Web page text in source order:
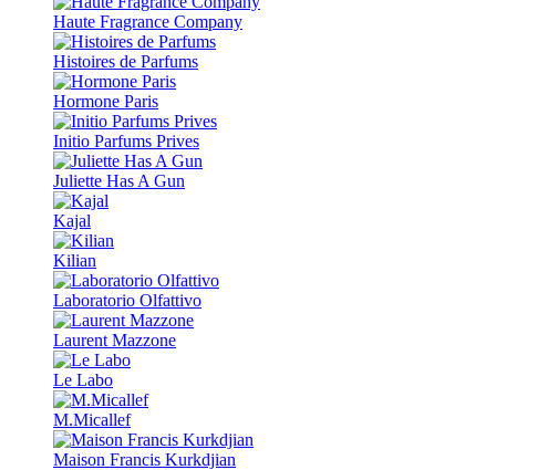
Haute Fragrance Company
Histoires de Parfums
Hormone Paris
Initio Parfums Prives
Juliette Has A Gun
Kajal
Kilian
Laboratorio Olfattivo
Laurent Mazzone
Le Labo
M.Micallef
Maison Francis Kurkdjian